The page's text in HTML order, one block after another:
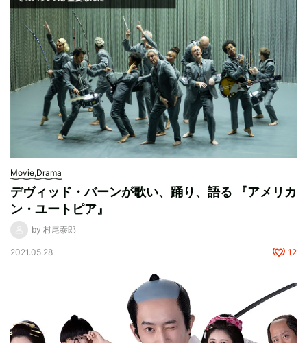
Movie,Drama
デヴィッド・バーンが歌い、踊り、語る 『アメリカ
ン・ユートピア』
by 村尾泰郎
2021.05.28 12